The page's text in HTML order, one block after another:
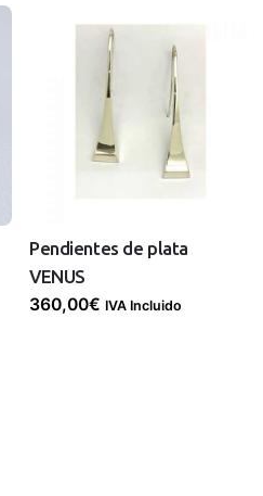
Pendientes de plata
VENUS
360,00€ IVA Incluido